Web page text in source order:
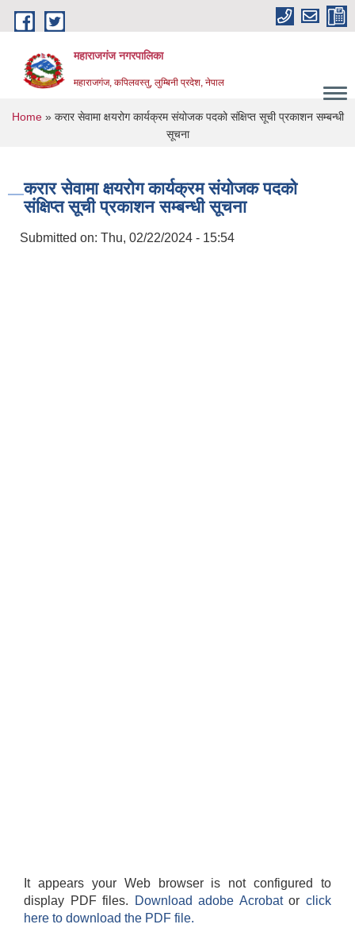
Skip to main content
महाराजगंज नगरपालिका
महाराजगंज, कपिलवस्तु, लुम्बिनी प्रदेश, नेपाल
You are here
Home» करार सेवामा क्षयरोग कार्यक्रम संयोजक पदको संक्षिप्त सूची प्रकाशन सम्बन्धी
सूचना
करार सेवामा क्षयरोग कार्यक्रम संयोजक पदको
संक्षिप्त सूची प्रकाशन सम्बन्धी सूचना
Submitted on: Thu, 02/22/2024 - 15:54
It appears your Web browser is not configured to
display PDF files.
Download adobe Acrobatorclick
here to download the PDF file.